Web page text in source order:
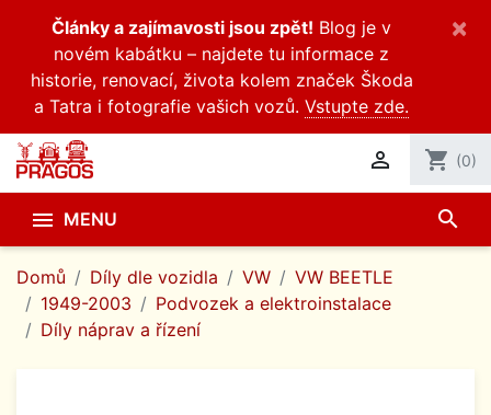
Články a zajímavosti jsou zpět! Blog je v
novém kabátku – najdete tu informace z
historie, renovací, života kolem značek Škoda
a Tatra i fotografie vašich vozů. Vstupte zde.
×
 shopping_cart (0)
 MENU search
Domů Díly dle vozidla VW
VW BEETLE
1949-2003
Podvozek a elektroinstalace
Díly náprav a řízení